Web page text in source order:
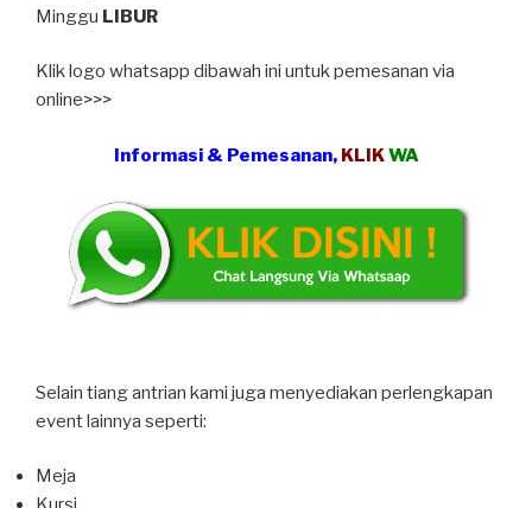
Minggu LIBUR
Klik logo whatsapp dibawah ini untuk pemesanan via
online>>>
Informasi & Pemesanan, KLIKWA
Selain tiang antrian kami juga menyediakan perlengkapan
event lainnya seperti:
Meja